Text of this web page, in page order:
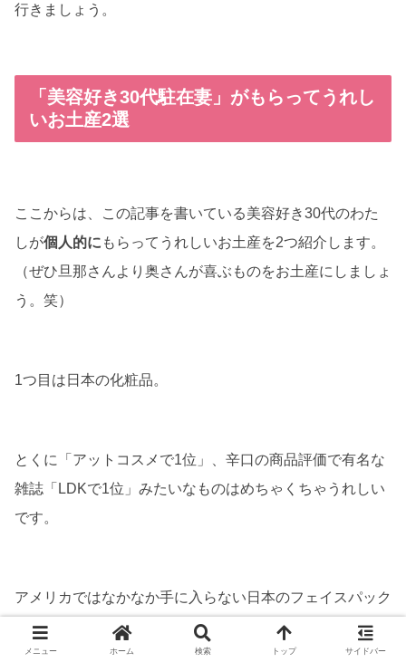
行きましょう。
「美容好き30代駐在妻」がもらってうれし
いお土産2選
ここからは、この記事を書いている美容好き30代のわた
しが個人的に もらってうれしいお土産を2つ紹介します。
（ぜひ旦那さんより奥さんが喜ぶものをお土産にしましょ
う。笑）
1つ目は日本の化粧品。
とくに「アットコスメで1位」、辛口の商品評価で有名な
雑誌「LDKで1位」みたいなものはめちゃくちゃうれしい
です。
アメリカではなかなか手に入らない日本のフェイスパック
なんかを奥さんたちに配るのはどうでしょう。
メニュー ホーム 検索 トップ サイドバー